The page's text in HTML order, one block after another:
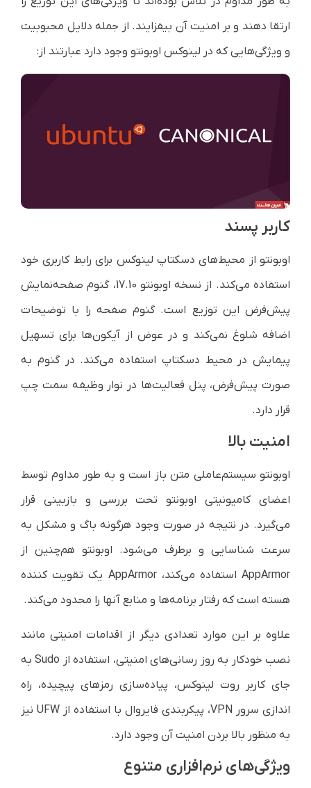
ارتقا دهند و بر امنیت آن بیفزایند. از جمله دلایل محبوبیت
و ویژگی‌هایی که در لینوکس اوبونتو وجود دارد عبارتند از:
کاربر پسند
اوبونتو از محیط‌های دسکتاپ لینوکس برای رابط کاربری خود
استفاده ‌می‌‌کند. از نسخه اوبونتو 17.10، گنوم ‌صفحه‌نمایش
پیش‌فرض این توزیع است. گنوم صفحه را با توضیحات
اضافه شلوغ نمی‌‌کند و در عوض از آیکون‌ها برای تسهیل
پیمایش در محیط دسکتاپ استفاده ‌می‌‌کند. در گنوم به
صورت پیش‌فرض، پنل فعالیت‌ها در نوار وظیفه سمت چپ
قرار دارد.
امنیت بالا
اوبونتو سیستم‌عاملی متن باز است و به طور مداوم توسط
اعضای کامیونیتی اوبونتو تحت بررسی و بازبینی قرار
‌می‌‌گیرد. در نتیجه در صورت وجود هرگونه باگ و مشکل به
سرعت شناسایی و برطرف می‌شود. اوبونتو هم‌چنین از
AppArmor استفاده ‌می‌‌کند،AppArmor یک تقویت کننده
هسته است که رفتار برنامه‌ها و منابع آنها را محدود ‌می‌‌کند.
علاوه بر این موارد تعدادی دیگر از اقدامات امنیتی مانند
نصب خودکار به روز رسانی‌های امنیتی، استفاده از Sudoبه
جای کاربر روت لینوکس، پیاده‌سازی رمز‌های پیچیده، راه
اندازی سرور VPN، پیکربندی فایروال با استفاده از UFW نیز
به منظور بالا بردن امنیت آن وجود دارد.
ویژگی‌های نرم‌افزاری متنوع